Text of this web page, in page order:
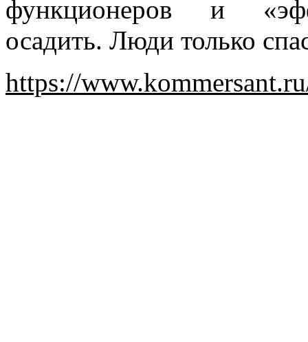
функционеров и
осадить. Люди только
https://